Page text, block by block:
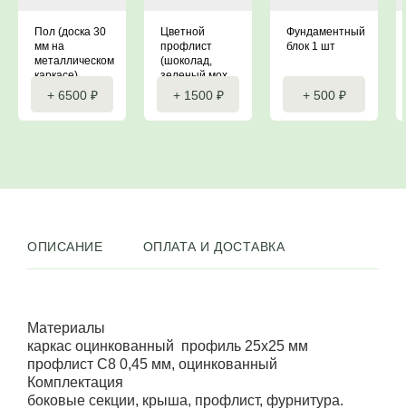
Пол (доска 30
мм на
металлическом
каркасе)
+ 6500 ₽
Цветной
профлист
(шоколад,
зеленый мох,
красное вино)
+ 1500 ₽
Фундаментный
блок 1 шт
+ 500 ₽
ОПИСАНИЕ ОПЛАТА И ДОСТАВКА
Материалы
каркас оцинкованный профиль 25х25 мм
профлист С8 0,45 мм, оцинкованный
Комплектация
боковые секции, крыша, профлист, фурнитура.